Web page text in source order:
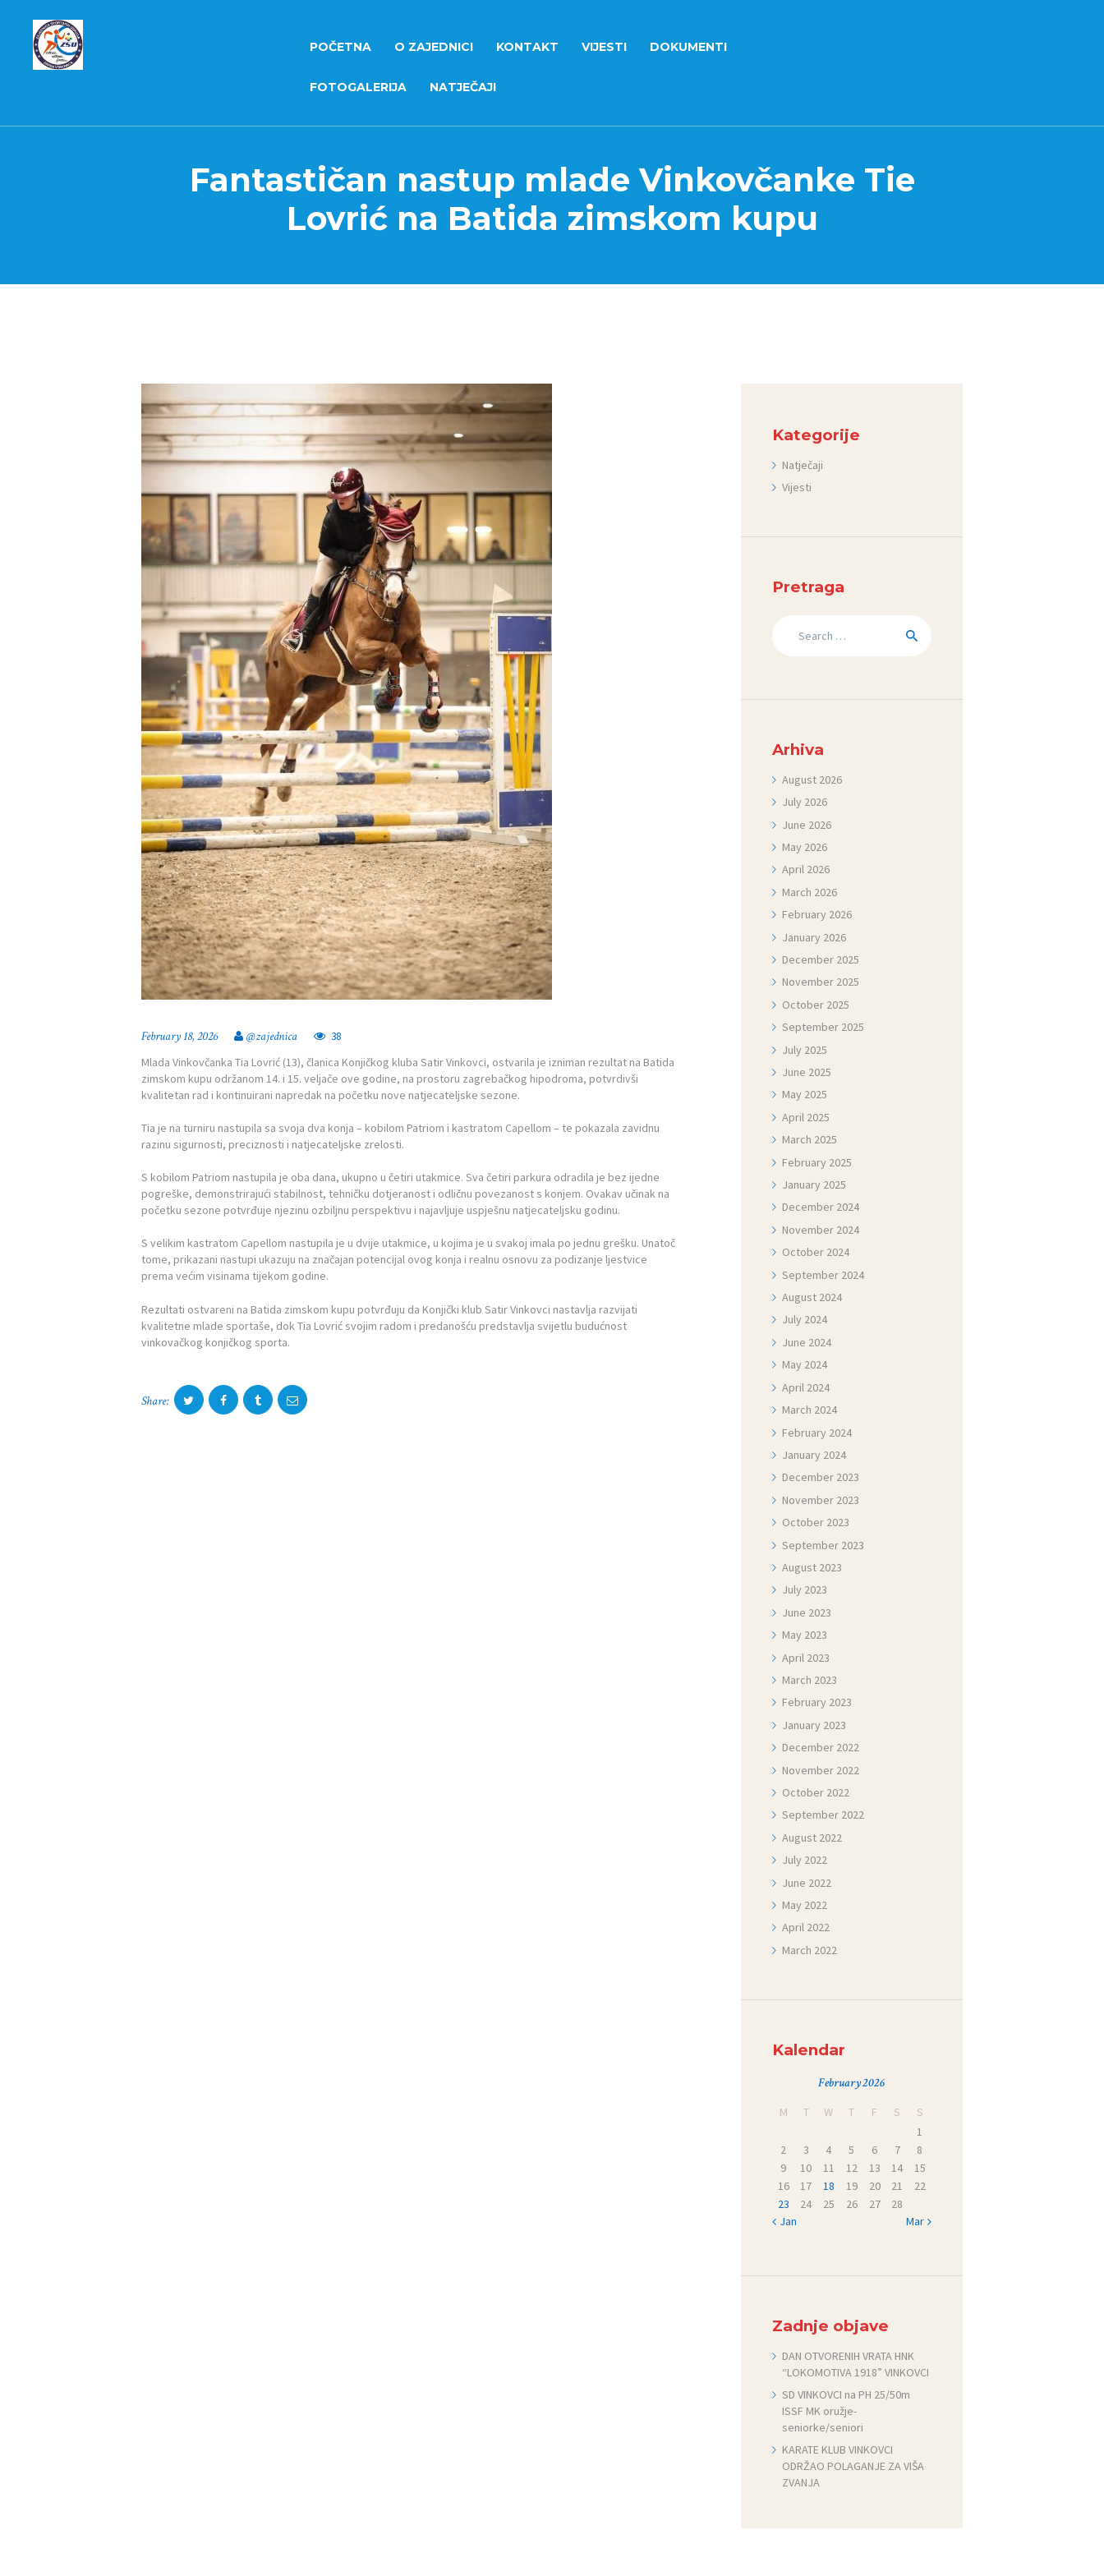
POČETNA O ZAJEDNICI KONTAKT VIJESTI DOKUMENTI
FOTOGALERIJA NATJEČAJI
Fantastičan nastup mlade Vinkovčanke Tie
Lovrić na Batida zimskom kupu
DOKUMENTI
FOTOGALERIJA
February 18, 2026 @zajednica 38
Mlada Vinkovčanka Tia Lovrić (13), članica Konjičkog kluba Satir Vinkovci, ostvarila je izniman rezultat na Batida
zimskom kupu održanom 14. i 15. veljače ove godine, na prostoru zagrebačkog hipodroma, potvrdivši
kvalitetan rad i kontinuirani napredak na početku nove natjecateljske sezone.
Tia je na turniru nastupila sa svoja dva konja – kobilom Patriom i kastratom Capellom – te pokazala zavidnu
razinu sigurnosti, preciznosti i natjecateljske zrelosti.
S kobilom Patriom nastupila je oba dana, ukupno u četiri utakmice. Sva četiri parkura odradila je bez ijedne
pogreške, demonstrirajući stabilnost, tehničku dotjeranost i odličnu povezanost s konjem. Ovakav učinak na
početku sezone potvrđuje njezinu ozbiljnu perspektivu i najavljuje uspješnu natjecateljsku godinu.
S velikim kastratom Capellom nastupila je u dvije utakmice, u kojima je u svakoj imala po jednu grešku. Unatoč
tome, prikazani nastupi ukazuju na značajan potencijal ovog konja i realnu osnovu za podizanje ljestvice
prema većim visinama tijekom godine.
Rezultati ostvareni na Batida zimskom kupu potvrđuju da Konjički klub Satir Vinkovci nastavlja razvijati
kvalitetne mlade sportaše, dok Tia Lovrić svojim radom i predanošću predstavlja svijetlu budućnost
vinkovačkog konjičkog sporta.
Share:
Kategorije
Natječaji
Vijesti
Pretraga
Arhiva
August 2026
July 2026
June 2026
May 2026
April 2026
March 2026
February 2026
January 2026
December 2025
November 2025
October 2025
September 2025
July 2025
June 2025
May 2025
April 2025
March 2025
February 2025
January 2025
December 2024
November 2024
October 2024
September 2024
August 2024
July 2024
June 2024
May 2024
April 2024
March 2024
February 2024
January 2024
December 2023
November 2023
October 2023
September 2023
August 2023
July 2023
June 2023
May 2023
April 2023
March 2023
February 2023
January 2023
December 2022
November 2022
October 2022
September 2022
August 2022
July 2022
June 2022
May 2022
April 2022
March 2022
Kalendar
February 2026
M T W T F S
S
1
2
3 4 5 6 7
8
9
10 11 12 13 14
15
16
17 18 19 20 21
22
23
24 25 26 27
28
« Jan
Mar »
Zadnje objave
DAN OTVORENIH VRATA HNK
“LOKOMOTIVA 1918” VINKOVCI
SD VINKOVCI na PH 25/50m
ISSF MK oružje-
seniorke/seniori
KARATE KLUB VINKOVCI
ODRŽAO POLAGANJE ZA VIŠA
ZVANJA